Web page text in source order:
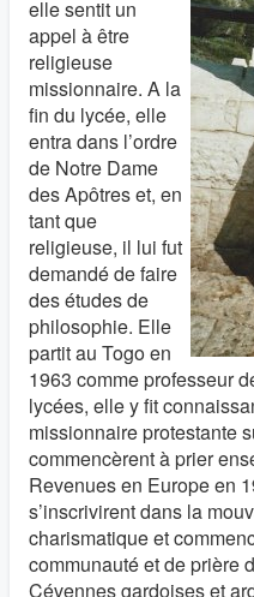
elle sentit un
appel à être
religieuse
missionnaire. A la
fin du lycée, elle
entra dans l’ordre
de Notre Dame
des Apôtres et, en
tant que
religieuse, il lui fut
demandé de faire
des études de
philosophie. Elle
partit au Togo en
1963 comme professeur
lycées, elle y fit
missionnaire protestante
commencèrent à prier
Revenues en Europe en
s’inscrivirent dans la
charismatique et
communauté et de prière
Cévennes gardoises et